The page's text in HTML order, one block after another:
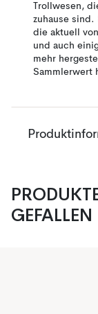
Trollwesen,
zuhause
die aktuell
und auch
mehr
Sammlerwert
GEFALLEN